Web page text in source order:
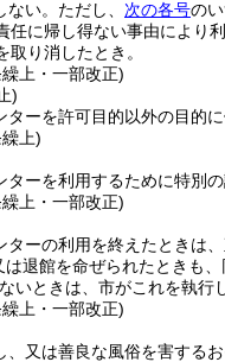
い。 ただし、 次の各号の
任に帰し得ない事由により
り消したとき。
上・一部改正)
)
ーを許可目的以外の目的
上)
ーを利用するために特別
上・一部改正)
ーの利用を終えたときは
退館を命ぜられたときも、
いときは、市がこれを執行
上・一部改正)
又は善良な風俗を害する